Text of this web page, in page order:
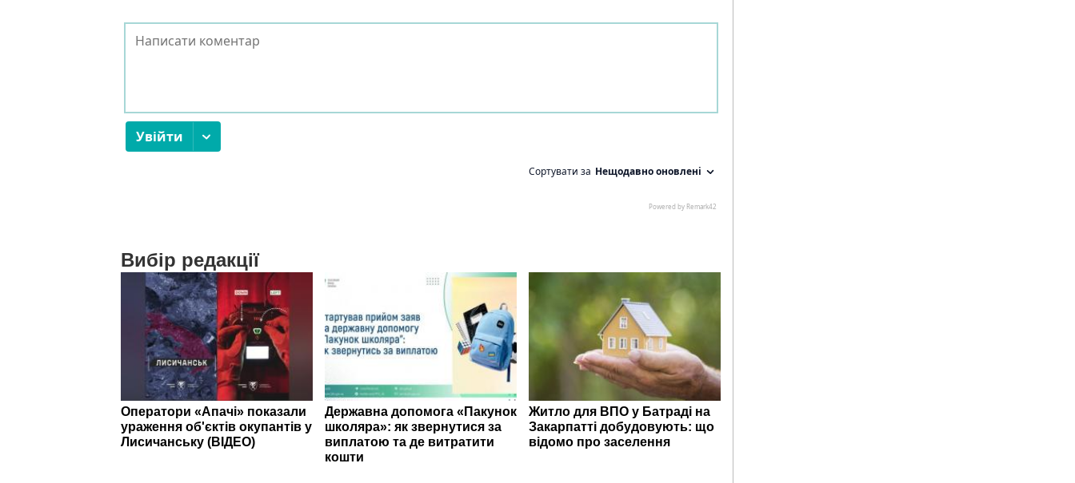
Вибір редакції
Оператори «Апачі» показали
ураження об'єктів окупантів у
Лисичанську (ВІДЕО)
Державна допомога «Пакунок
школяра»: як звернутися за
виплатою та де витратити
кошти
Житло для ВПО у Батраді на
Закарпатті добудовують: що
відомо про заселення